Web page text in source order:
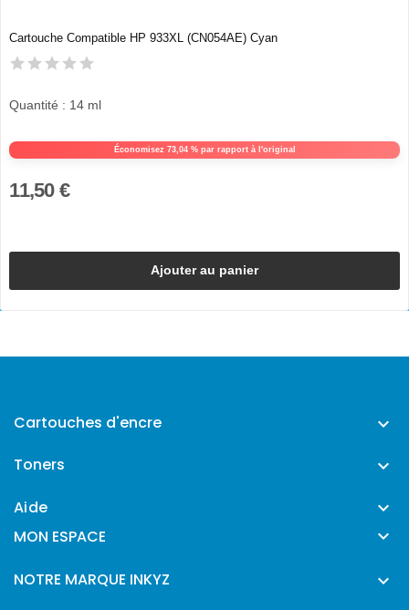
Cartouche Compatible HP 933XL (CN054AE) Cyan
Économisez 73,04 % par rapport à l'original
Quantité : 14 ml
11,50 €
Ajouter au panier
Cartouches d'encre 
Toners 
Aide 
MON ESPACE 
NOTRE MARQUE INKYZ 